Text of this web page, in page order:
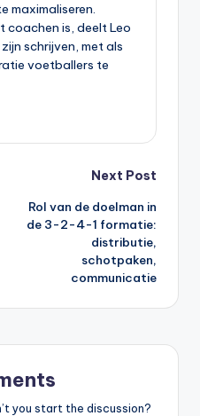
maximaliseren.
coachen is, deelt Leo
schrijven, met als
voetballers te
Next Post
Rol van de doelman in
de 3-2-4-1 formatie:
distributie,
schotpaken,
communicatie
you start the discussion?